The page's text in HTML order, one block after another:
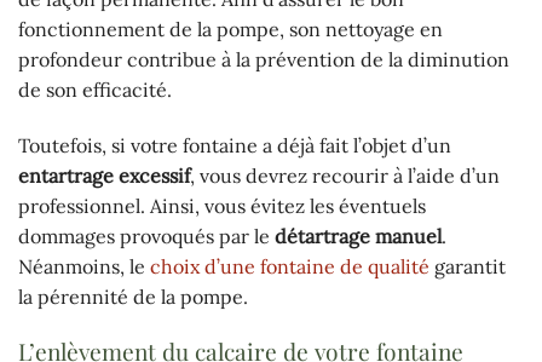
fonctionnement de la pompe, son nettoyage en
profondeur contribue à la prévention de la diminution
de son efficacité.
Toutefois, si votre fontaine a déjà fait l’objet d’un
entartrage excessif, vous devrez recourir à l’aide d’un
professionnel. Ainsi, vous évitez les éventuels
dommages provoqués par le détartrage manuel.
Néanmoins, le choix d’une fontaine de qualité garantit
la pérennité de la pompe.
L’enlèvement du calcaire de votre fontaine